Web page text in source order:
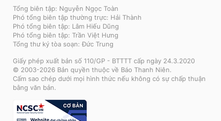
Tổng biên tập: Nguyễn Ngọc Toàn
Phó tổng biên tập thường trực: Hải Thành
Phó tổng biên tập: Lâm Hiếu Dũng
Phó tổng biên tập: Trần Việt Hưng
Tổng thư ký tòa soạn: Đức Trung
Giấy phép xuất bản số 110/GP - BTTTT cấp ngày 24.3.2020
© 2003-2026 Bản quyền thuộc về Báo Thanh Niên.
Cấm sao chép dưới mọi hình thức nếu không có sự chấp thuận
bằng văn bản.